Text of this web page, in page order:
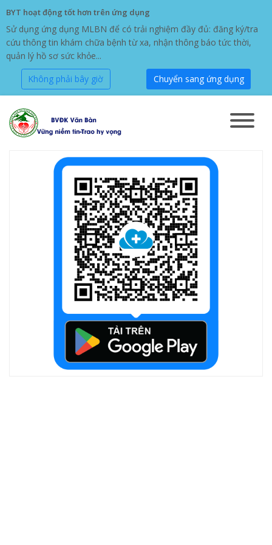
BYT hoạt động tốt hơn trên ứng dụng
Sử dụng ứng dụng MLBN để có trải nghiệm đầy đủ: đăng ký/tra
cứu thông tin khám chữa bệnh từ xa, nhận thông báo tức thời,
quản lý hồ sơ sức khỏe...
Không phải bây giờ Chuyển sang ứng dụng